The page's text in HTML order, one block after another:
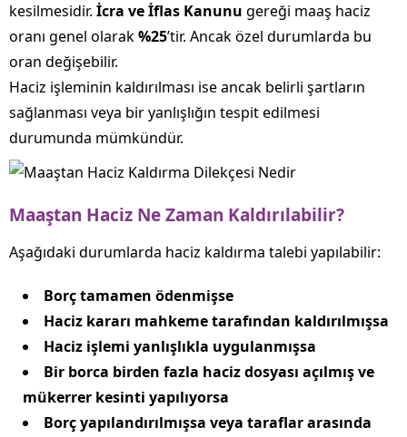
kesilmesidir. İcra ve İflas Kanunu gereği maaş haciz
oranı genel olarak%25’tir. Ancak özel durumlarda bu
oran değişebilir.
Haciz işleminin kaldırılması ise ancak belirli şartların
sağlanması veya bir yanlışlığın tespit edilmesi
durumunda mümkündür.
Maaştan Haciz Ne Zaman Kaldırılabilir?
Aşağıdaki durumlarda haciz kaldırma talebi yapılabilir:
Borç tamamen ödenmişse
Haciz kararı mahkeme tarafından kaldırılmışsa
Haciz işlemi yanlışlıkla uygulanmışsa
Bir borca birden fazla haciz dosyası açılmış ve
mükerrer kesinti yapılıyorsa
Borç yapılandırılmışsa veya taraflar arasında